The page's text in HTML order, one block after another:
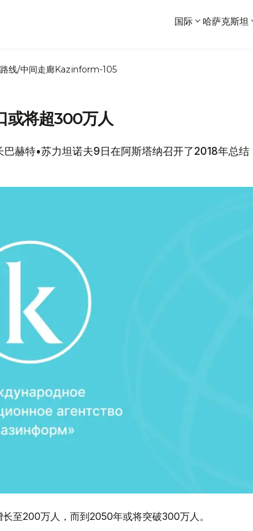
国际 哈萨克斯坦
线/中间走廊Kazinform-105
或将超300万人
赫特•苏力坦诺夫9日在阿斯塔纳召开了2018年总结
至200万人，而到2050年或将突破300万人。